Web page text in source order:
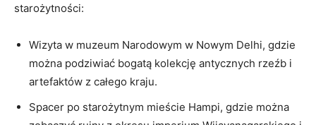
‍starożytności:
Wizyta w muzeum‍ Narodowym w Nowym Delhi, gdzie
można⁢ podziwiać bogatą ⁢kolekcję antycznych rzeźb i
artefaktów⁢ z całego kraju.
Spacer po starożytnym mieście Hampi, gdzie ‌można